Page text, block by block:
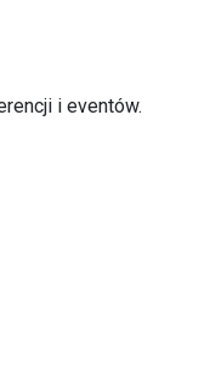
i eventów.